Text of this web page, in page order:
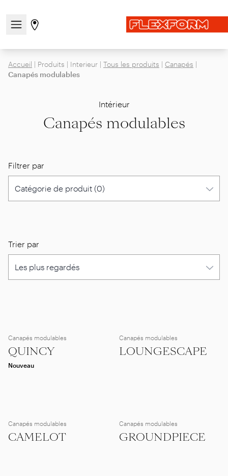
Ouvrir/fermer le menu de navigation
Aller à la page des magasins
Accueil | Produits | Interieur | Tous les produits | Canapés |
Canapés modulables
Intérieur
Canapés modulables
Filtrer par
Trier par
Canapés modulables
QUINCY
Nouveau
Canapés modulables
LOUNGESCAPE
Canapés modulables
CAMELOT
Canapés modulables
GROUNDPIECE